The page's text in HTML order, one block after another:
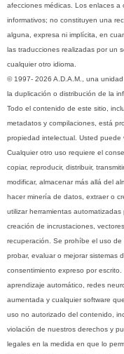
afecciones médicas. Los enlaces
informativos; no constituyen una
alguna, expresa ni implícita, en
las traducciones realizadas por un
cualquier otro idioma.
© 1997- 2026 A.D.A.M., una
la duplicación o distribución de la
Todo el contenido de este sitio,
metadatos y compilaciones, está
propiedad intelectual. Usted puede
Cualquier otro uso requiere el
copiar, reproducir, distribuir,
modificar, almacenar más allá del
hacer minería de datos, extraer o
utilizar herramientas
creación de incrustaciones,
recuperación. Se prohíbe el uso de
probar, evaluar o mejorar sistemas
consentimiento expreso por
aprendizaje automático, redes
aumentada y cualquier software
uso no autorizado del contenido,
violación de nuestros derechos y
legales en la medida en que lo